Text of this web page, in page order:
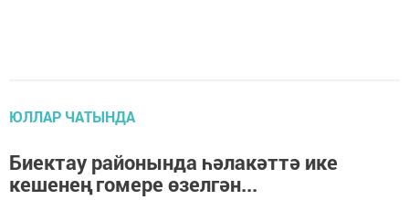
ЮЛЛАР ЧАТЫНДА
Биектау районында һәлакәттә ике
кешенең гомере өзелгән...